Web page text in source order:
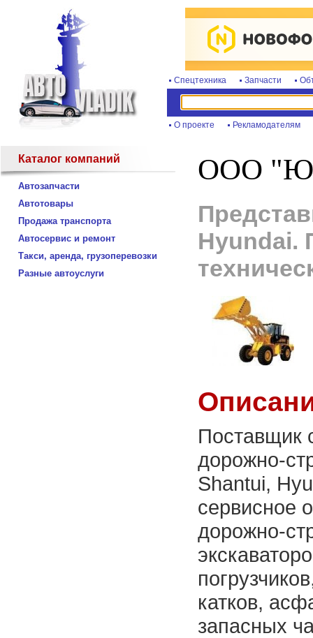
Спецтехника Запчасти
О проекте Рекламодателям
Каталог компаний
Автозапчасти
Автотовары
Продажа транспорта
Автосервис и ремонт
Такси, аренда, грузоперевозки
Разные автоуслуги
ООО
Hyundai.
Поставщик
дорожно-
Shantui,
сервисное
дорожно-
катков,
запасных